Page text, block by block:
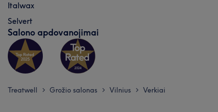
Italwax
Selvert
Salono apdovanojimai
Treatwell > Grožio salonas > Vilnius > Verkiai